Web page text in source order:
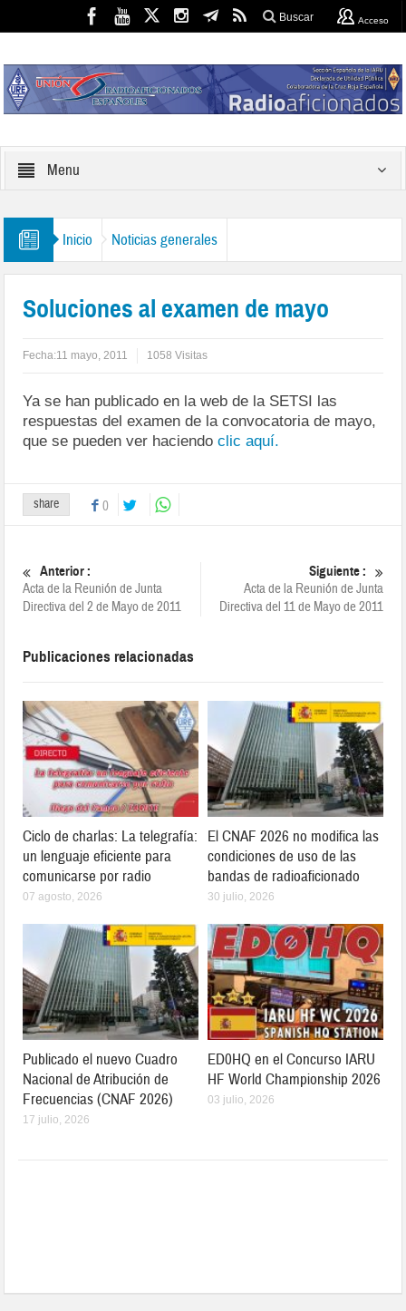
Buscar Acceso
Menu
Inicio Noticias generales
Soluciones al examen de mayo
Fecha:11 mayo, 2011 1058 Visitas
Ya se han publicado en la web de la SETSI las
respuestas del examen de la convocatoria de mayo,
que se pueden ver haciendoclic aquí.
share 0
Anterior :
Acta de la Reunión de Junta
Directiva del 2 de Mayo de 2011
Siguiente :
Acta de la Reunión de Junta
Directiva del 11 de Mayo de 2011
Publicaciones relacionadas
Ciclo de charlas: La telegrafía:
un lenguaje eficiente para
comunicarse por radio
07 agosto, 2026
El CNAF 2026 no modifica las
condiciones de uso de las
bandas de radioaficionado
30 julio, 2026
Publicado el nuevo Cuadro
Nacional de Atribución de
Frecuencias (CNAF 2026)
17 julio, 2026
ED0HQ en el Concurso IARU
HF World Championship 2026
03 julio, 2026